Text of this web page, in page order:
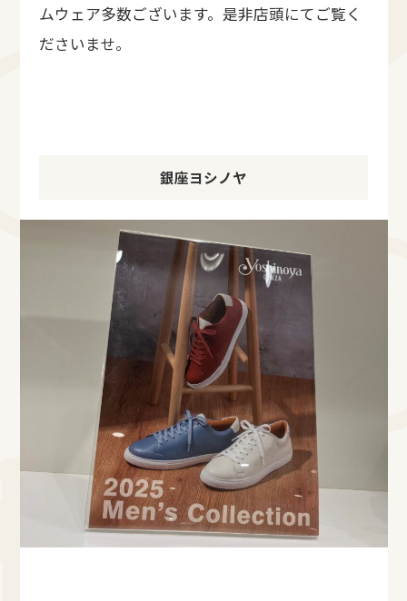
ムウェア多数ございます。是非店頭にてご覧く
ださいませ。
銀座ヨシノヤ